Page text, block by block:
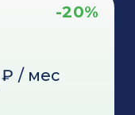
-20%
₽ / мес